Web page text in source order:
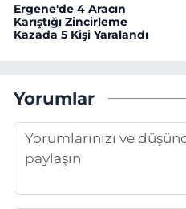
Ergene'de 4 Aracın
Karıştığı Zincirleme
Kazada 5 Kişi Yaralandı
Yorumlar